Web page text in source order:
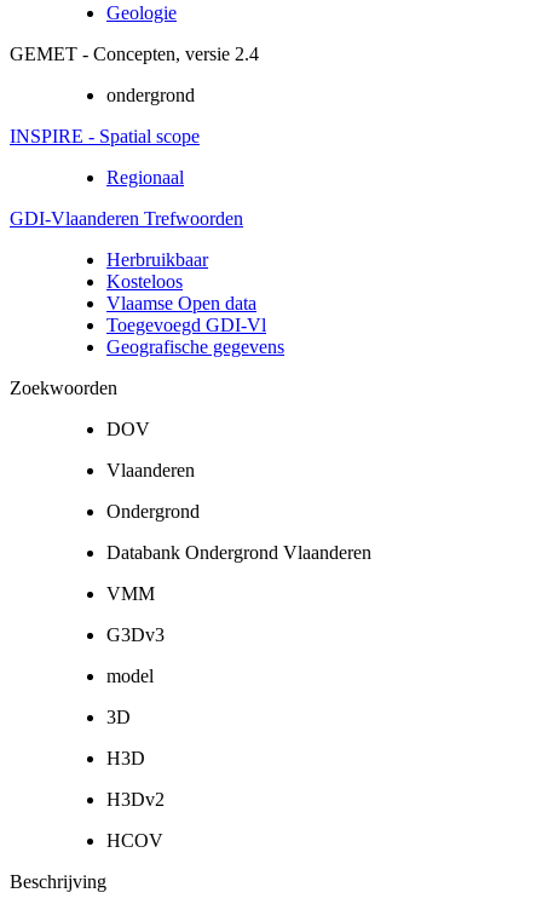
Geologie
GEMET - Concepten, versie 2.4
ondergrond
INSPIRE - Spatial scope
Regionaal
GDI-Vlaanderen Trefwoorden
Herbruikbaar
Kosteloos
Vlaamse Open data
Toegevoegd GDI-Vl
Geografische gegevens
Zoekwoorden
DOV
Vlaanderen
Ondergrond
Databank Ondergrond Vlaanderen
VMM
G3Dv3
model
3D
H3D
H3Dv2
HCOV
Beschrijving